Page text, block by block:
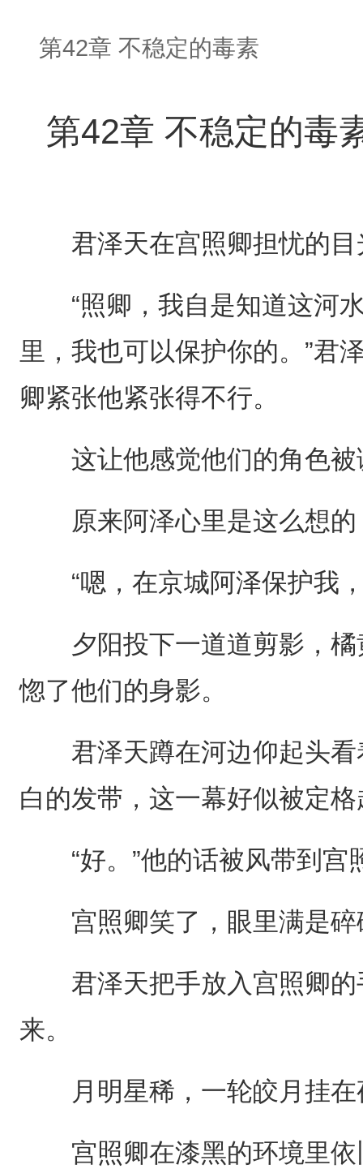
第42章 不稳定的毒素
第42章 不稳定的毒
君泽天在宫照卿担忧的目
“照卿，我自是知道这河水
里，我也可以保护你的。”君
卿紧张他紧张得不行。
这让他感觉他们的角色被
原来阿泽心里是这么想的
“嗯，在京城阿泽保护我，
夕阳投下一道道剪影，橘
惚了他们的身影。
君泽天蹲在河边仰起头看
白的发带，这一幕好似被定
“好。”他的话被风带到宫
宫照卿笑了，眼里满是碎
君泽天把手放入宫照卿的
来。
月明星稀，一轮皎月挂在
宫照卿在漆黑的环境里依